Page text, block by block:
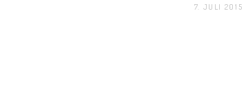
7. JULI 2015